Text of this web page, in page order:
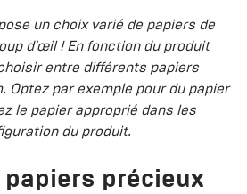
un choix varié de papiers de
d'œil ! En fonction du produit
entre différents papiers
Optez par exemple pour du papier
le papier approprié dans les
du produit.
précieux